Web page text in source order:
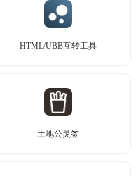
HTML/UBB互转工具
土地公灵签